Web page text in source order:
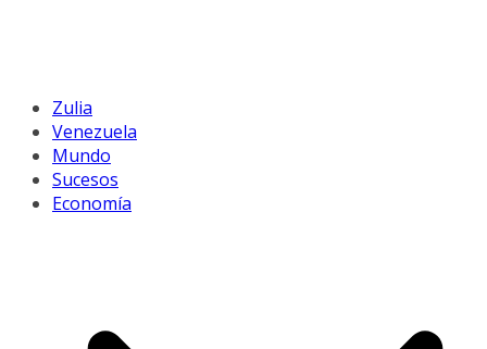
Zulia
Venezuela
Mundo
Sucesos
Economía